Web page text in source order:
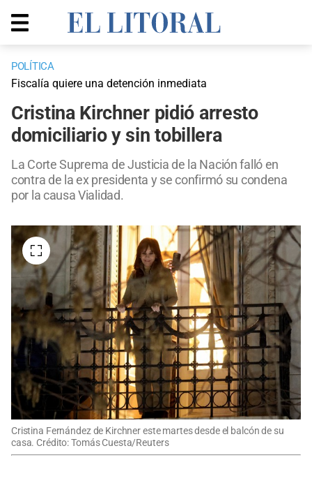
POLÍTICA
Fiscalía quiere una detención inmediata
Cristina Kirchner pidió arresto
domiciliario y sin tobillera
La Corte Suprema de Justicia de la Nación falló en
contra de la ex presidenta y se confirmó su condena
por la causa Vialidad.
Cristina Fernández de Kirchner este martes desde el balcón de su
casa. Crédito: Tomás Cuesta/Reuters